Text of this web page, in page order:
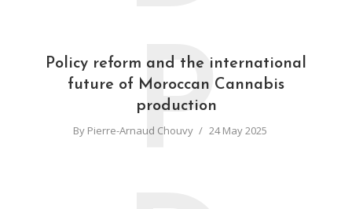
Policy reform and the international
future of Moroccan Cannabis
production
By Pierre-Arnaud Chouvy 24 May 2025
P